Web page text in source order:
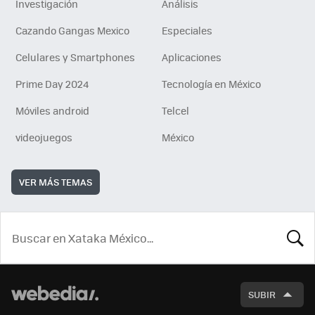
Investigación
Análisis
Cazando Gangas Mexico
Especiales
Celulares y Smartphones
Aplicaciones
Prime Day 2024
Tecnología en México
Móviles android
Telcel
videojuegos
México
VER MÁS TEMAS
SUBIR